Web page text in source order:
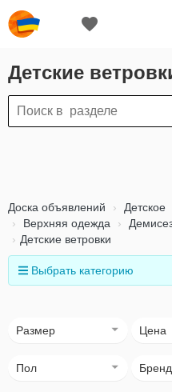
Детские
Доска объявлений Детское
Верхняя одежда
Детские ветровки
Выбрать категорию
Размер Цена
Пол Бренд